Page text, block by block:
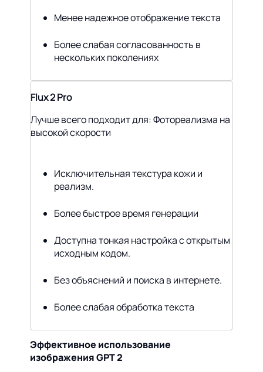
Менее надежное отображение текста
Более слабая согласованность в
нескольких поколениях
Flux 2 Pro
Лучше всего подходит для: Фотореализма на
высокой скорости
Исключительная текстура кожи и
реализм.
Более быстрое время генерации
Доступна тонкая настройка с открытым
исходным кодом.
Без объяснений и поиска в интернете.
Более слабая обработка текста
Эффективное использование
изображения GPT 2